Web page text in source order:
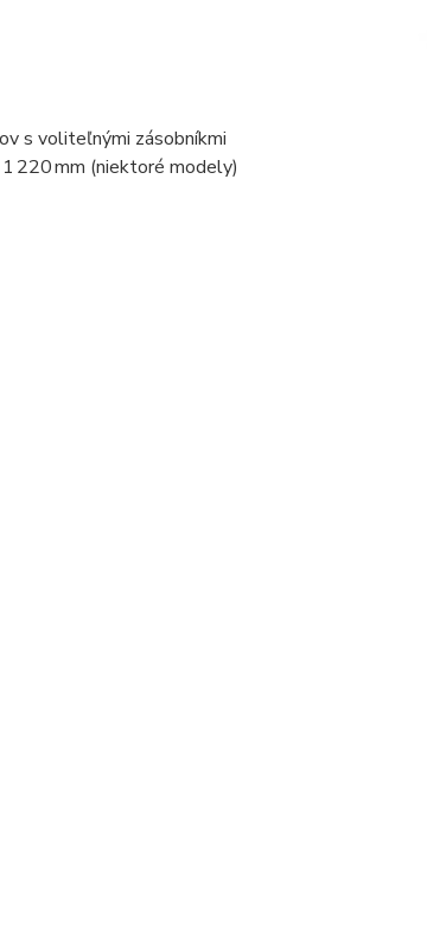
s voliteľnými zásobníkmi
220 mm (niektoré modely)